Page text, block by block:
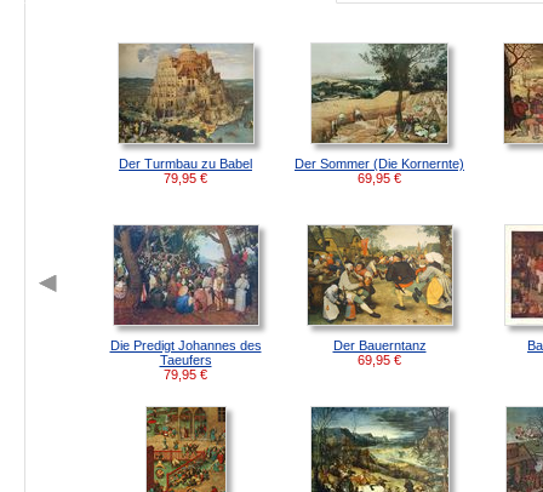
Der Turmbau zu Babel
79,95 €
Der Sommer (Die Kornernte)
69,95 €
Die Predigt Johannes des
Taeufers
79,95 €
Der Bauerntanz
69,95 €